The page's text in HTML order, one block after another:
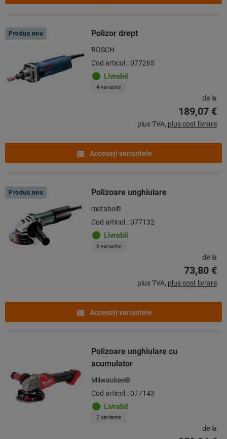
Produs nou Polizor drept
BOSCH
Cod articol.: 077265
Livrabil
4 variante
de la
189,07 €
plus TVA, plus cost livrare
Accesaţi variantele
Produs nou Polizoare unghiulare
metabo®
Cod articol.: 077132
Livrabil
6 variante
de la
73,80 €
plus TVA, plus cost livrare
Accesaţi variantele
Polizoare unghiulare cu
acumulator
Milwaukee®
Cod articol.: 077143
Livrabil
2 variante
de la